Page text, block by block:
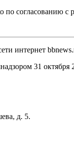
согласованию
интернет
31 октября
д. 5.